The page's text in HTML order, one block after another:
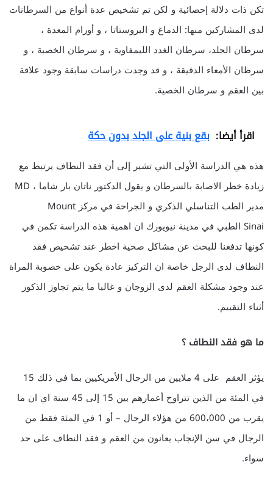
تكن ذات دلالة إحصائية و لكن تم تشخيص عدة أنواع من السرطانات
لدى المشاركين منها: الدماغ و البروستاتا ، و أورام المعدة ،
سرطان الجلد، سرطان الغدد الليمفاوية ، و سرطان الخصية ، و
سرطان الأمعاء الدقيقة ، و قد وجدت دراسات سابقة وجود علاقة
بين العقم و سرطان الخصية.
اقرأ أيضا: بقع بنية على الجلد بدون حكة
هذه هي الدراسة الأولى التي تشير إلى أن فقد النطاف يرتبط مع
زيادة خطر الاصابة بالسرطان و يقول الدكتور ناتان بار شاما ، MD
مدير الطب التناسلي الذكري و الجراحة في مركز Mount
Sinai الطبي في مدينة نيويورك ان اهمية هذه الدراسة تكمن في
كونها تدفعنا للبحث عن مشاكل صحية اخطر عند تشخيص فقد
النطاف لدى الرجل خاصة ان التركيز عادة يكون على خصوبة المراة
عند وجود مشكلة العقم لدى الزوجان و غالبا ما يتم تجاوز الذكور
أثناء التقييم.
ما هو فقد النطاف ؟
يؤثر العقم على 4 ملايين من الرجال الأمريكيين بما في ذلك 15
في المئة من الذين تتراوح أعمارهم بين 15 إلى 45 سنة اي ان ما
يقرب من 600،000 من هؤلاء الرجال – أو 1 في المئة فقط من
الرجال في سن الإنجاب يعانون من العقم و فقد النطاف على حد
سواء.